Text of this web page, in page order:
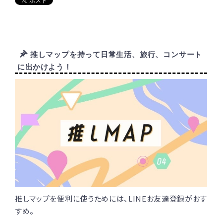
推しマップを持って日常生活、旅行、コンサート
に出かけよう！
推しマップを便利に使うためには、LINEお友達登録がおす
すめ。